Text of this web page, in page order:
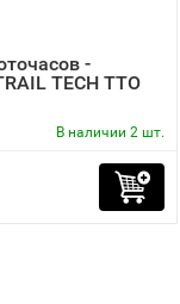
-
TECH TTO
В наличии 2 шт.